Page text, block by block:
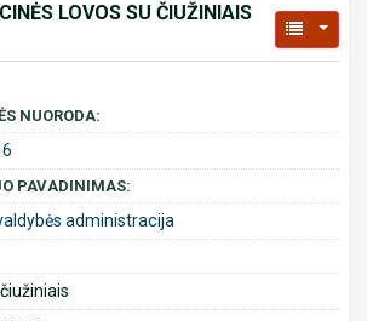
LOVOS SU ČIUŽINIAIS
NUORODA:
PAVADINIMAS:
administracija